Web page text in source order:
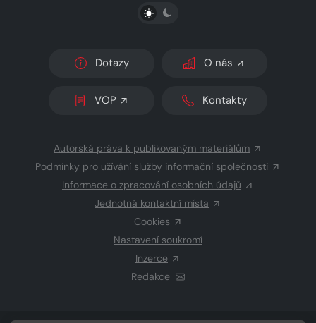
PŘEPNOUT SVĚTLÝ/TMAVÝ REŽIM
Dotazy O nás
VOP Kontakty
Autorská práva k publikovaným materiálům
Podmínky pro užívání služby informační společnosti
Informace o zpracování osobních údajů
Jednotná kontaktní místa
Cookies
Nastavení soukromí
Inzerce
Redakce